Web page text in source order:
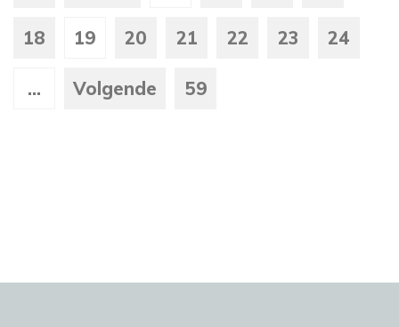
18 19 20 21 22 23 24
... Volgende 59